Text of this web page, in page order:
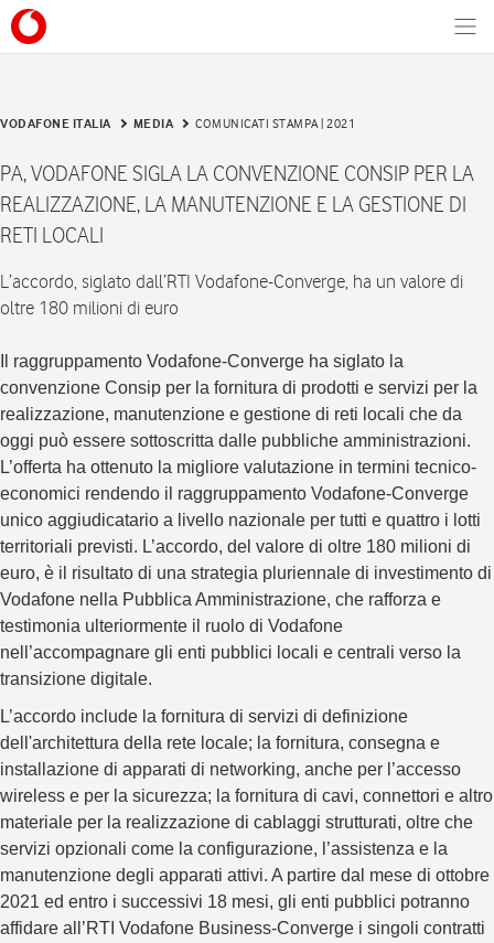
VODAFONE ITALIA MEDIA COMUNICATI STAMPA | 2021
PA, VODAFONE SIGLA LA CONVENZIONE CONSIP PER LA
REALIZZAZIONE, LA MANUTENZIONE E LA GESTIONE DI
RETI LOCALI
L’accordo, siglato dall’RTI Vodafone-Converge, ha un valore di
oltre 180 milioni di euro
Il raggruppamento Vodafone-Converge ha siglato la
convenzione Consip per la fornitura di prodotti e servizi per la
realizzazione, manutenzione e gestione di reti locali che da
oggi può essere sottoscritta dalle pubbliche amministrazioni.
L’offerta ha ottenuto la migliore valutazione in termini tecnico-
economici rendendo il raggruppamento Vodafone-Converge
unico aggiudicatario a livello nazionale per tutti e quattro i lotti
territoriali previsti. L’accordo, del valore di oltre 180 milioni di
euro, è il risultato di una strategia pluriennale di investimento di
Vodafone nella Pubblica Amministrazione, che rafforza e
testimonia ulteriormente il ruolo di Vodafone
nell’accompagnare gli enti pubblici locali e centrali verso la
transizione digitale.
L’accordo include la fornitura di servizi di definizione
dell'architettura della rete locale; la fornitura, consegna e
installazione di apparati di networking, anche per l’accesso
wireless e per la sicurezza; la fornitura di cavi, connettori e altro
materiale per la realizzazione di cablaggi strutturati, oltre che
servizi opzionali come la configurazione, l’assistenza e la
manutenzione degli apparati attivi. A partire dal mese di ottobre
2021 ed entro i successivi 18 mesi, gli enti pubblici potranno
affidare all’RTI Vodafone Business-Converge i singoli contratti